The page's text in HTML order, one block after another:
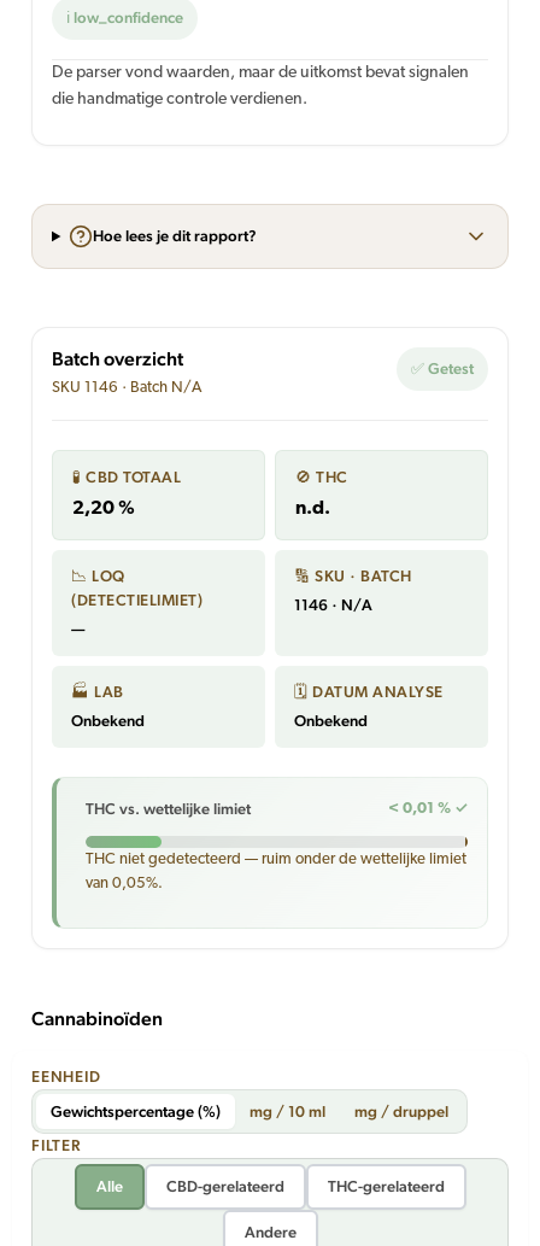
ℹ low_confidence
De parser vond waarden, maar de uitkomst bevat signalen
die handmatige controle verdienen.
Hoe lees je dit rapport?
Batch overzicht
SKU 1146 · Batch N/A
✅ Getest
🧪 CBD TOTAAL
2,20 %
🚫 THC
n.d.
📉 LOQ
(DETECTIELIMIET)
—
🔢 SKU · BATCH
1146 · N/A
🏭 LAB
Onbekend
🗓 DATUM ANALYSE
Onbekend
THC vs. wettelijke limiet < 0,01 % ✓
THC niet gedetecteerd — ruim onder de wettelijke limiet
van 0,05%.
Cannabinoïden
EENHEID
Gewichtspercentage (%)
mg / 10 ml
mg / druppel
FILTER
Alle CBD-gerelateerd THC-gerelateerd
Andere